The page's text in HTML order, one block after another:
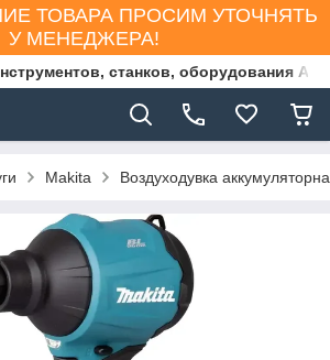
ТОВАРА ПРОСИМ УТОЧНЯТЬ
У МЕНЕДЖЕРА!
станков, оборудования
Makita Воздуходувка